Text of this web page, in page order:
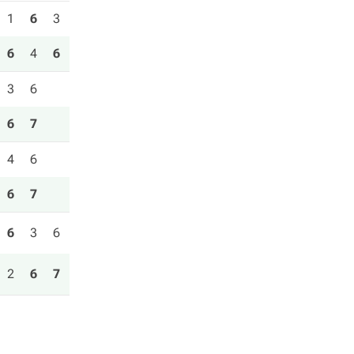
1 6 3
6 4 6
3 6
6 7
4 6
6 7
6 3 6
2 6 7